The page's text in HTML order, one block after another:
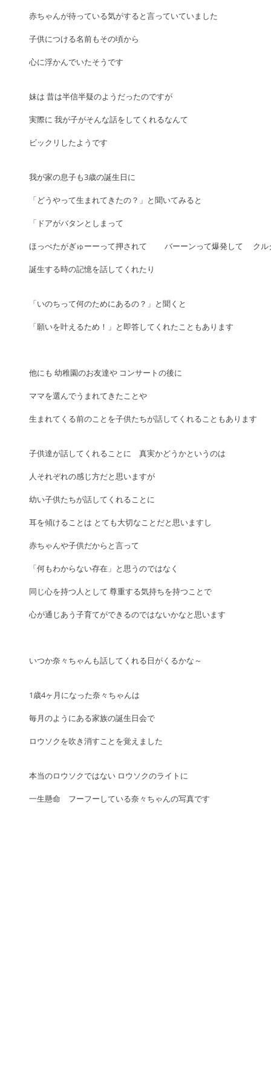
赤ちゃんが待っている気がすると言っていていました
子供につける名前もその頃から
心に浮かんでいたそうです
妹は 昔は半信半疑のようだったのですが
実際に 我が子がそんな話をしてくれるなんて
ビックリしたようです
我が家の息子も3歳の誕生日に
「どうやって生まれてきたの？」と聞いてみると
「ドアがバタンとしまって
ほっぺたがぎゅーーって押されて 　　バーーンって爆発して 　ク
誕生する時の記憶を話してくれたり
「いのちって何のためにあるの？」と聞くと
「願いを叶えるため！」と即答してくれたこともあります
他にも 幼稚園のお友達や コンサートの後に
ママを選んでうまれてきたことや
生まれてくる前のことを子供たちが話してくれることもあります
子供達が話してくれることに　真実かどうかというのは
人それぞれの感じ方だと思いますが
幼い子供たちが話してくれることに
耳を傾けることは とても大切なことだと思いますし
赤ちゃんや子供だからと言って
「何もわからない存在」と思うのではなく
同じ心を持つ人として 尊重する気持ちを持つことで
心が通じあう子育てができるのではないかなと思います
いつか奈々ちゃんも話してくれる日がくるかな～
1歳4ヶ月になった奈々ちゃんは
毎月のようにある家族の誕生日会で
ロウソクを吹き消すことを覚えました
本当のロウソクではない ロウソクのライトに
一生懸命　フーフーしている奈々ちゃんの写真です